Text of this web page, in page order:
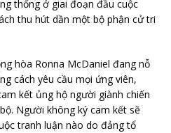
thống ở giai đoạn đầu cuộc
thu hút dần một bộ phận cử tri
hòa Ronna McDaniel đang nỗ
cách yêu cầu mọi ứng viên,
kết ủng hộ người giành chiến
Người không ký cam kết sẽ
tranh luận nào do đảng tổ